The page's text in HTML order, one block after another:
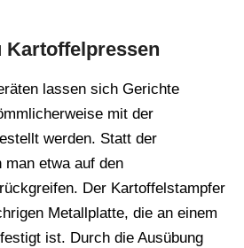
Kartoffelpressen
lassen sich Gerichte
mit der
werden. Statt der
man etwa auf den
Der Kartoffelstampfer
Metallplatte, die an einem
ist. Durch die Ausübung